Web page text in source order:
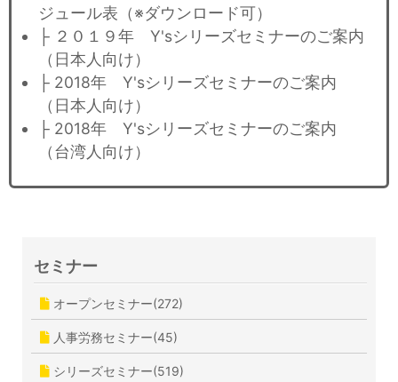
ジュール表（※ダウンロード可）
├ ２０１９年 Y'sシリーズセミナーのご案内
（日本人向け）
├ 2018年 Y'sシリーズセミナーのご案内
（日本人向け）
├ 2018年 Y'sシリーズセミナーのご案内
（台湾人向け）
セミナー
オープンセミナー(272)
人事労務セミナー(45)
シリーズセミナー(519)